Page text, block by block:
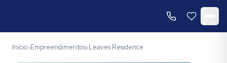
Início›Empreendimentos›Leaves Residence